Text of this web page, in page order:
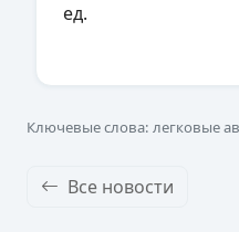
ед.
Ключевые слова: легковые
Все новости